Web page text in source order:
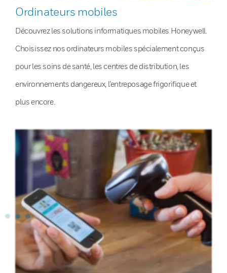
Ordinateurs mobiles
Découvrez les solutions informatiques mobiles Honeywell.
Choisissez nos ordinateurs mobiles spécialement conçus
pour les soins de santé, les centres de distribution, les
environnements dangereux, l’entreposage frigorifique et
plus encore.